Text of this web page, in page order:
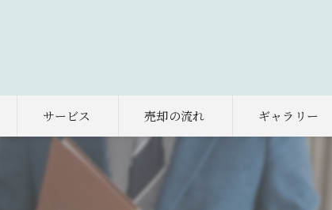
サービス 売却の流れ ギャラリー